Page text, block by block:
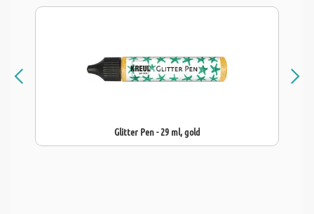
Glitter Pen - 29 ml, gold